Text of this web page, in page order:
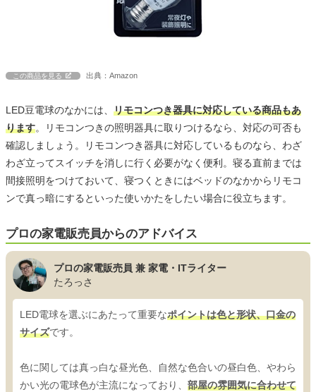
この商品を見る 出典：Amazon
LED豆電球のなかには、 リモコンつき器具に対応している商品もあ
ります。リモコンつきの照明器具に取りつけるなら、対応の可否も
確認しましょう。リモコンつき器具に対応しているものなら、わざ
わざ立ってスイッチを消しに行く必要がなく便利。寝る直前までは
間接照明をつけておいて、寝つくときにはベッドのなかからリモコ
ンで真っ暗にするといった使いかたをしたい場合に役立ちます。
プロの家電販売員からのアドバイス
プロの家電販売員 兼 家電・ITライター
たろっさ
LED電球を選ぶにあたって重要なポイントは色と形状、口金の
サイズです。
色に関しては真っ白な昼光色、自然な色合いの昼白色、やわら
かい光の電球色が主流になっており、 部屋の雰囲気に合わせて